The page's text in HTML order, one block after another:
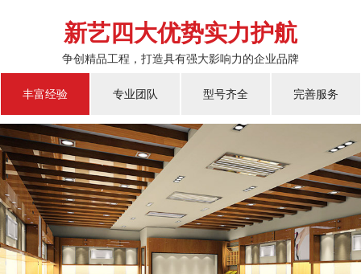
新艺四大优势实力护航
争创精品工程，打造具有强大影响力的企业品牌
丰富经验 专业团队 型号齐全 完善服务